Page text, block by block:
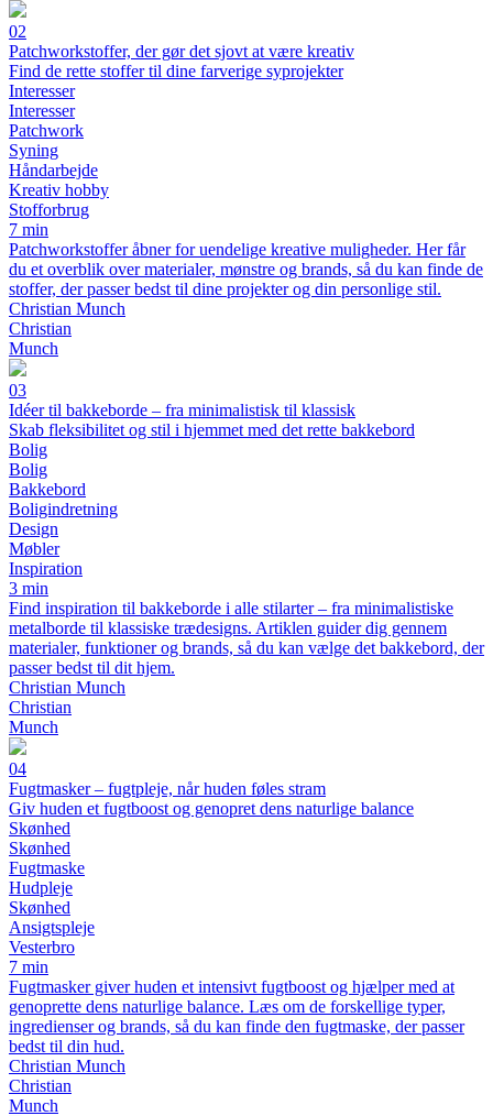
02
Patchworkstoffer, der gør det sjovt at være kreativ
Find de rette stoffer til dine farverige syprojekter
Interesser
Interesser
Patchwork
Syning
Håndarbejde
Kreativ hobby
Stofforbrug
7 min
Patchworkstoffer åbner for uendelige kreative muligheder. Her får
du et overblik over materialer, mønstre og brands, så du kan finde de
stoffer, der passer bedst til dine projekter og din personlige stil.
Christian Munch
Christian
Munch
03
Idéer til bakkeborde – fra minimalistisk til klassisk
Skab fleksibilitet og stil i hjemmet med det rette bakkebord
Bolig
Bolig
Bakkebord
Boligindretning
Design
Møbler
Inspiration
3 min
Find inspiration til bakkeborde i alle stilarter – fra minimalistiske
metalborde til klassiske trædesigns. Artiklen guider dig gennem
materialer, funktioner og brands, så du kan vælge det bakkebord, der
passer bedst til dit hjem.
Christian Munch
Christian
Munch
04
Fugtmasker – fugtpleje, når huden føles stram
Giv huden et fugtboost og genopret dens naturlige balance
Skønhed
Skønhed
Fugtmaske
Hudpleje
Skønhed
Ansigtspleje
Vesterbro
7 min
Fugtmasker giver huden et intensivt fugtboost og hjælper med at
genoprette dens naturlige balance. Læs om de forskellige typer,
ingredienser og brands, så du kan finde den fugtmaske, der passer
bedst til din hud.
Christian Munch
Christian
Munch